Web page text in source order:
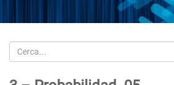
Cerca